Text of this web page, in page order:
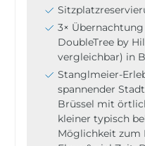
3×
DoubleTree by
vergleichbar) in
Stanglmeier-
spannender
Brüssel mit
kleiner typisch
Möglichkeit zum